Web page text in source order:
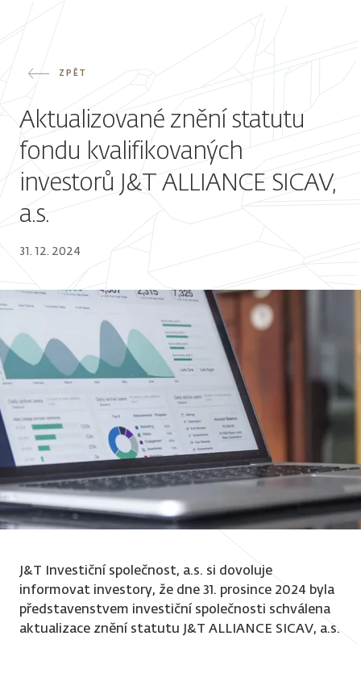
ZPĚT
Aktualizované znění statutu
fondu kvalifikovaných
investorů J&T ALLIANCE SICAV,
a.s.
31. 12. 2024
J&T Investiční společnost, a.s. si dovoluje
informovat investory, že dne 31. prosince 2024 byla
představenstvem investiční společnosti schválena
aktualizace znění statutu J&T ALLIANCE SICAV, a.s.